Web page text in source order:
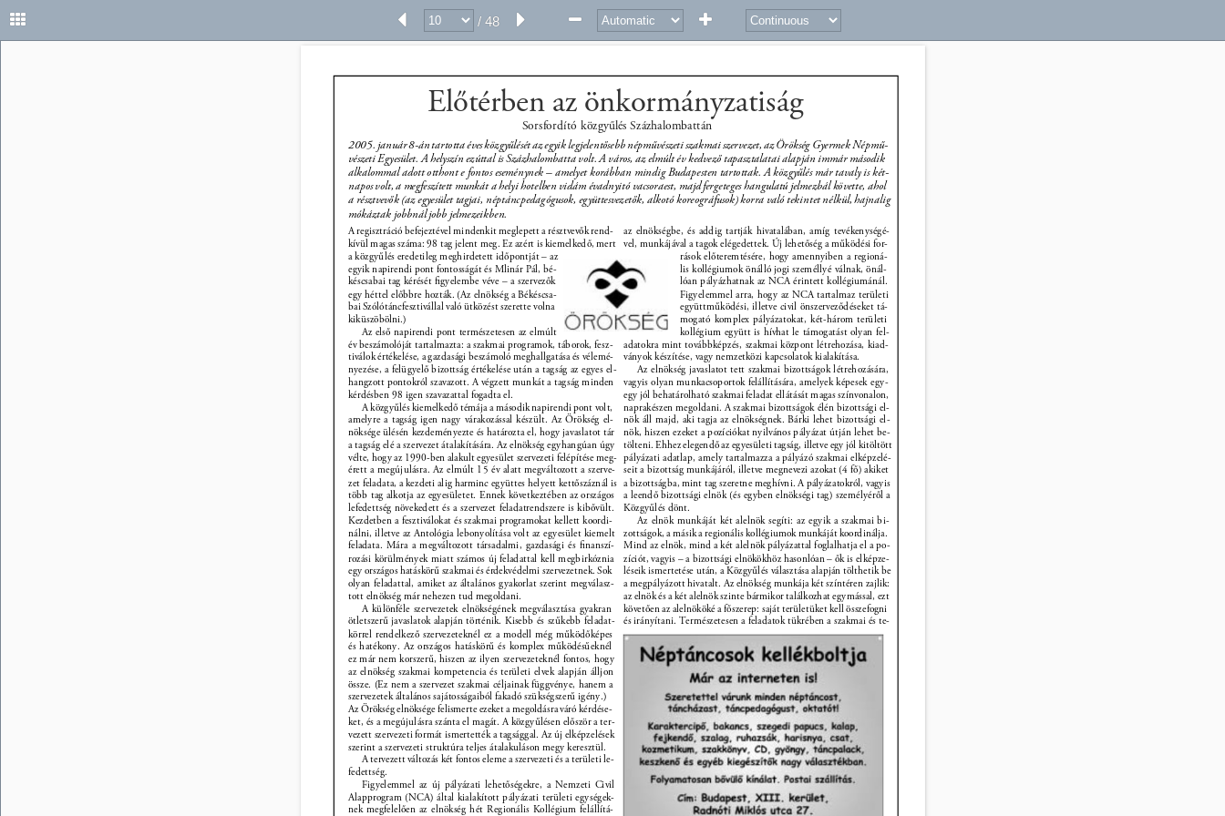
/ 48
Előtérben az önkormányzatiság
Sorsfordító közgyűlés Százhalombattán
2005. január 8-án tartotta éves közgyűlését az egyik legjelentősebb népművészeti szakmai szervezet, az Örökség Gyermek Népmű-
vészeti Egyesület. A helyszín ezúttal is Százhalombatta volt. A város, az elmúlt év kedvező tapasztalatai alapján immár második
alkalommal adott otthont e fontos eseménynek – amelyet korábban mindig Budapesten tartottak. A közgyűlés már tavaly is két-
napos volt, a megfeszített munkát a helyi hotelben vidám évadnyitó vacsoraest, majd fergeteges hangulatú jelmezbál követte, ahol
a résztvevők (az egyesület tagjai, néptáncpedagógusok, együttesvezetők, alkotó koreográfusok) korra való tekintet nélkül, hajnalig
mókáztak jobbnál jobb jelmezeikben.
A regisztráció befejeztével mindenkit meglepett a résztvevők rend-
kívül magas száma: 98 tag jelent meg. Ez azért is kiemelkedő, mert
a közgyűlés eredetileg meghirdetett időpontját – az
egyik napirendi pont fontosságát és Mlinár Pál, bé-
késcsabai tag kérését ﬁgyelembe véve – a szervezők
egy héttel előbbre hozták. (Az elnökség a Békéscsa-
bai Szólótáncfesztivállal való ütközést szerette volna
kiküszöbölni.)
Az első napirendi pont természetesen az elmúlt
év beszámolóját tartalmazta: a szakmai programok, táborok, fesz-
tiválok értékelése, a gazdasági beszámoló meghallgatása és vélemé-
nyezése, a felügyelő bizottság értékelése után a tagság az egyes el-
hangzott pontokról szavazott. A végzett munkát a tagság minden
kérdésben 98 igen szavazattal fogadta el.
A közgyűlés kiemelkedő témája a második napirendi pont volt,
amelyre a tagság igen nagy várakozással készült. Az Örökség el-
nöksége ülésén kezdeményezte és határozta el, hogy javaslatot tár
a tagság elé a szervezet átalakítására. Az elnökség egyhangúan úgy
vélte, hogy az 1990-ben alakult egyesület szervezeti felépítése meg-
érett a megújulásra. Az elmúlt 15 év alatt megváltozott a szerve-
zet feladata, a kezdeti alig harminc együttes helyett kettőszáznál is
több tag alkotja az egyesületet. Ennek következtében az országos
lefedettség növekedett és a szervezet feladatrendszere is kibővült.
Kezdetben a fesztiválokat és szakmai programokat kellett koordi-
nálni, illetve az Antológia lebonyolítása volt az egyesület kiemelt
feladata. Mára a megváltozott társadalmi, gazdasági és ﬁnanszí-
rozási körülmények miatt számos új feladattal kell megbirkóznia
egy országos hatáskörű szakmai és érdekvédelmi szervezetnek. Sok
olyan feladattal, amiket az általános gyakorlat szerint megválasz-
tott elnökség már nehezen tud megoldani.
A különféle szervezetek elnökségének megválasztása gyakran
ötletszerű javaslatok alapján történik. Kisebb és szűkebb feladat-
körrel rendelkező szervezeteknél ez a modell még működőképes
és hatékony. Az országos hatáskörű és komplex működésűeknél
ez már nem korszerű, hiszen az ilyen szervezeteknél fontos, hogy
az elnökség szakmai kompetencia és területi elvek alapján álljon
össze. (Ez nem a szervezet szakmai céljainak függvénye, hanem a
szervezetek általános sajátosságaiból fakadó szükségszerű igény.)
Az Örökség elnöksége felismerte ezeket a megoldásra váró kérdése-
ket, és a megújulásra szánta el magát. A közgyűlésen először a ter-
vezett szervezeti formát ismertették a tagsággal. Az új elképzelések
szerint a szervezeti struktúra teljes átalakuláson megy keresztül.
A tervezett változás két fontos eleme a szervezeti és a területi le-
fedettség.
Figyelemmel az új pályázati lehetőségekre, a Nemzeti Civil
Alapprogram (NCA) által kialakított pályázati területi egységek-
nek megfelelően az elnökség hét Regionális Kollégium felállítá-
az elnökségbe, és addig tartják hivatalában, amíg tevékenységé-
vel, munkájával a tagok elégedettek. Új lehetőség a működési for-
rások előteremtésére, hogy amennyiben a regioná-
lis kollégiumok önálló jogi személlyé válnak, önál-
lóan pályázhatnak az NCA érintett kollégiumánál.
Figyelemmel arra, hogy az NCA tartalmaz területi
együttműködési, illetve civil önszerveződéseket tá-
mogató komplex pályázatokat, két-három területi
kollégium együtt is hívhat le támogatást olyan fel-
adatokra mint továbbképzés, szakmai központ létrehozása, kiad-
ványok készítése, vagy nemzetközi kapcsolatok kialakítása.
Az elnökség javaslatot tett szakmai bizottságok létrehozására,
vagyis olyan munkacsoportok felállítására, amelyek képesek egy-
egy jól behatárolható szakmai feladat ellátását magas színvonalon,
naprakészen megoldani. A szakmai bizottságok élén bizottsági el-
nök áll majd, aki tagja az elnökségnek. Bárki lehet bizottsági el-
nök, hiszen ezeket a pozíciókat nyilvános pályázat útján lehet be-
tölteni. Ehhez elegendő az egyesületi tagság, illetve egy jól kitöltött
pályázati adatlap, amely tartalmazza a pályázó szakmai elképzelé-
seit a bizottság munkájáról, illetve megnevezi azokat (4 fő) akiket
a bizottságba, mint tag szeretne meghívni. A pályázatokról, vagyis
a leendő bizottsági elnök (és egyben elnökségi tag) személyéről a
Közgyűlés dönt.
Az elnök munkáját két alelnök segíti: az egyik a szakmai bi-
zottságok, a másik a regionális kollégiumok munkáját koordinálja.
Mind az elnök, mind a két alelnök pályázattal foglalhatja el a po-
zíciót, vagyis – a bizottsági elnökökhöz hasonlóan – ők is elképze-
léseik ismertetése után, a Közgyűlés választása alapján tölthetik be
a megpályázott hivatalt. Az elnökség munkája két színtéren zajlik:
az elnök és a két alelnök szinte bármikor találkozhat egymással, ezt
követően az alelnököké a főszerep: saját területüket kell összefogni
és irányítani. Természetesen a feladatok tükrében a szakmai és te-